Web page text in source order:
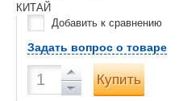
КИТАЙ
Добавить к сравнению
Задать вопрос о товаре
Купить